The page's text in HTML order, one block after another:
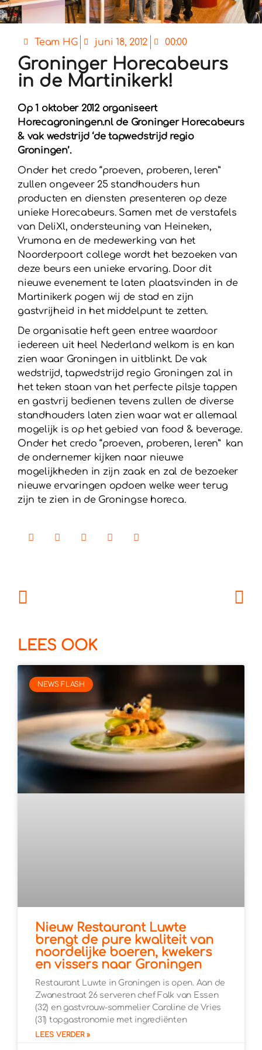
Team HG juni 18, 2012 00:00
Groninger Horecabeurs
in de Martinikerk!
Op 1 oktober 2012 organiseert
Horecagroningen.nl de Groninger Horecabeurs
& vak wedstrijd ‘de tapwedstrijd regio
Groningen’.
Onder het credo “proeven, proberen, leren”
zullen ongeveer 25 standhouders hun
producten en diensten presenteren op deze
unieke Horecabeurs. Samen met de verstafels
van DeliXl, ondersteuning van Heineken,
Vrumona en de medewerking van het
Noorderpoort college wordt het bezoeken van
deze beurs een unieke ervaring. Door dit
nieuwe evenement te laten plaatsvinden in de
Martinikerk pogen wij de stad en zijn
gastvrijheid in het middelpunt te zetten.
De organisatie heft geen entree waardoor
iedereen uit heel Nederland welkom is en kan
zien waar Groningen in uitblinkt. De vak
wedstrijd, tapwedstrijd regio Groningen zal in
het teken staan van het perfecte pilsje tappen
en gastvrij bedienen tevens zullen de diverse
standhouders laten zien waar wat er allemaal
mogelijk is op het gebied van food & beverage.
Onder het credo “proeven, proberen, leren” kan
de ondernemer kijken naar nieuwe
mogelijkheden in zijn zaak en zal de bezoeker
nieuwe ervaringen opdoen welke weer terug
zijn te zien in de Groningse horeca.
LEES OOK
NEWS FLASH
Nieuw Restaurant Luwte
brengt de pure kwaliteit van
noordelijke boeren, kwekers
en vissers naar Groningen
Restaurant Luwte in Groningen is open. Aan de
Zwanestraat 26 serveren chef Falk van Essen
(32) en gastvrouw-sommelier Caroline de Vries
(31) topgastronomie met ingrediënten
LEES VERDER »